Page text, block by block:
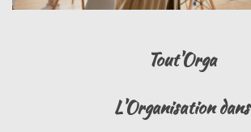
Tout'Orga
L'Organisation dans